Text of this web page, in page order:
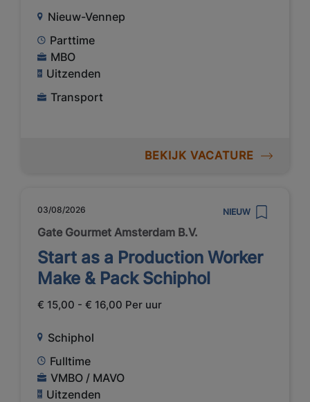
Nieuw-Vennep
Parttime
MBO
Uitzenden
Transport
BEKIJK VACATURE
03/08/2026 NIEUW
Gate Gourmet Amsterdam B.V.
Start as a Production Worker
Make & Pack Schiphol
€ 15,00 - € 16,00 Per uur
Schiphol
Fulltime
VMBO / MAVO
Uitzenden